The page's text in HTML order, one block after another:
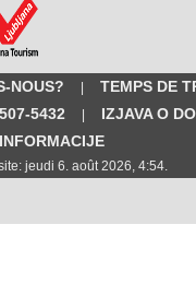
NOUS? |
TEMPS DE
5432 |
IZJAVA O
jeudi 6. août 2026, 4:54.